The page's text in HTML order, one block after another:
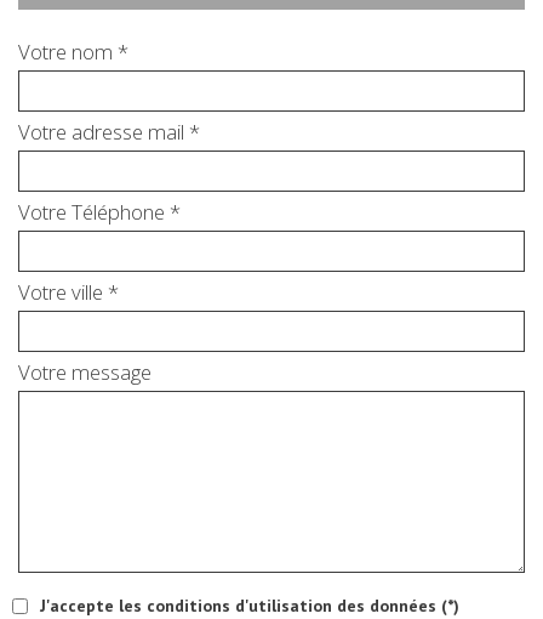
Votre nom *
Votre adresse mail *
Votre Téléphone *
Votre ville *
Votre message
J'accepte les conditions d'utilisation des données (*)